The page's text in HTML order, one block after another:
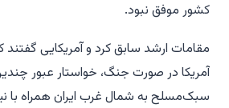
کشور موفق نبود.
مقامات ارشد سابق کرد و آمریکایی
آمریکا در صورت جنگ، خواستار عبور
سبک‌مسلح به شمال غرب ایران همراه با